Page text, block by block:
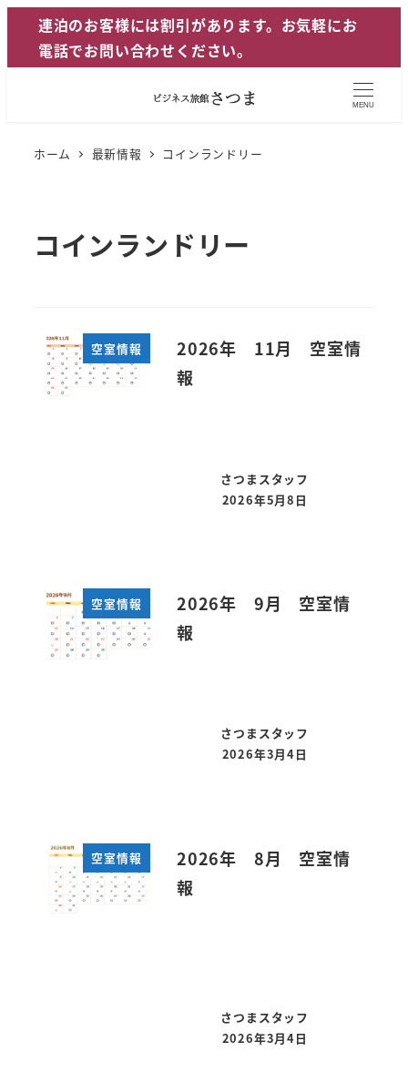
ン
連泊のお客様には割引があります。お気軽にお
電話でお問い合わせください。
MENU
ホーム 最新情報 コインランドリー
コインランドリー
空室情報
2026年 11月 空室情
報
さつまスタッフ
投稿日
2026年5月8日
空室情報
2026年 9月 空室情
報
さつまスタッフ
投稿日
2026年3月4日
空室情報
2026年 8月 空室情
報
さつまスタッフ
投稿日
2026年3月4日